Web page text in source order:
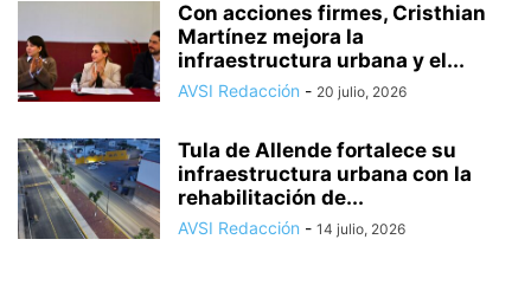
Con acciones firmes, Cristhian
Martínez mejora la
infraestructura urbana y el...
AVSI Redacción - 20 julio, 2026
Tula de Allende fortalece su
infraestructura urbana con la
rehabilitación de...
AVSI Redacción - 14 julio, 2026